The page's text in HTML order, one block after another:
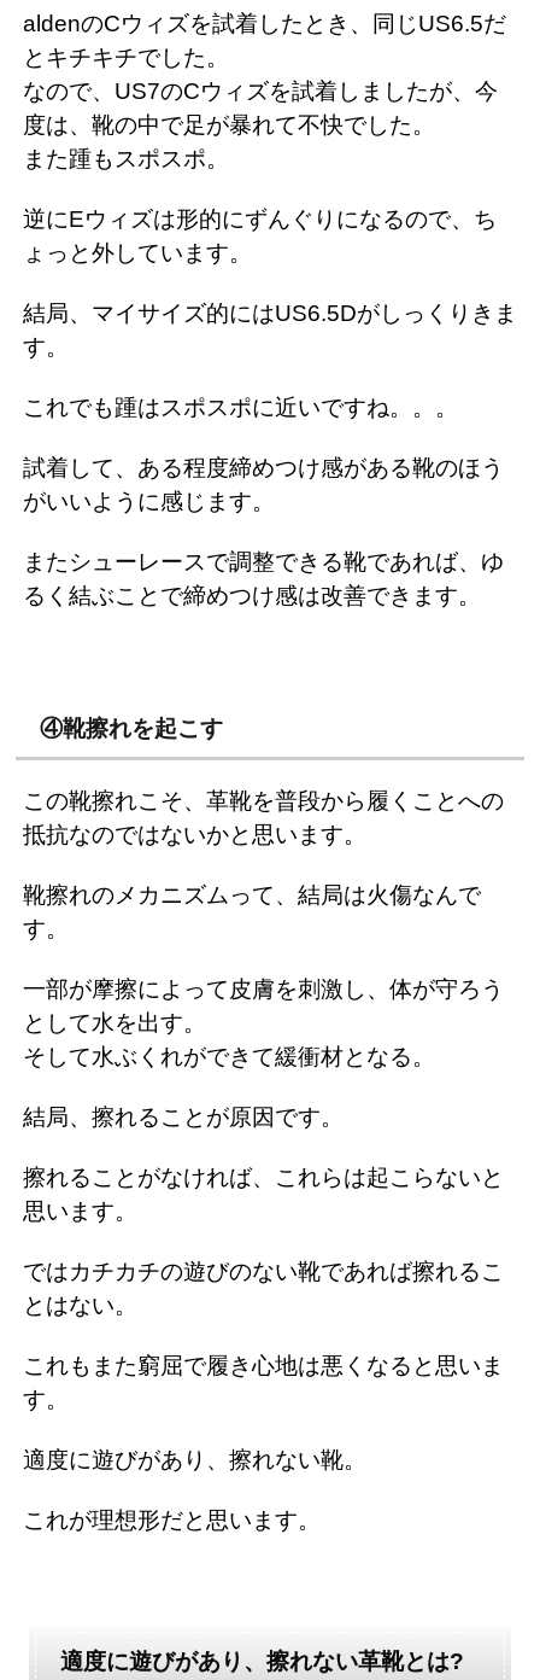
aldenのCウィズを試着したとき、同じUS6.5だ
とキチキチでした。
なので、US7のCウィズを試着しましたが、今
度は、靴の中で足が暴れて不快でした。
また踵もスポスポ。
逆にEウィズは形的にずんぐりになるので、ち
ょっと外しています。
結局、マイサイズ的にはUS6.5Dがしっくりきま
す。
これでも踵はスポスポに近いですね。。。
試着して、ある程度締めつけ感がある靴のほう
がいいように感じます。
またシューレースで調整できる靴であれば、ゆ
るく結ぶことで締めつけ感は改善できます。
④靴擦れを起こす
この靴擦れこそ、革靴を普段から履くことへの
抵抗なのではないかと思います。
靴擦れのメカニズムって、結局は火傷なんで
す。
一部が摩擦によって皮膚を刺激し、体が守ろう
として水を出す。
そして水ぶくれができて緩衝材となる。
結局、擦れることが原因です。
擦れることがなければ、これらは起こらないと
思います。
ではカチカチの遊びのない靴であれば擦れるこ
とはない。
これもまた窮屈で履き心地は悪くなると思いま
す。
適度に遊びがあり、擦れない靴。
これが理想形だと思います。
適度に遊びがあり、擦れない革靴とは?